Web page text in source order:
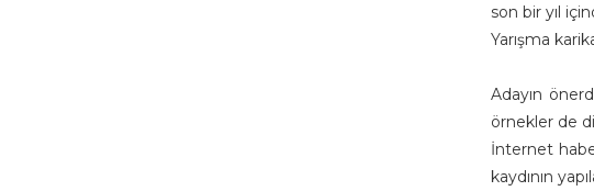
son bir yıl
Yarışma
Adayın
örnekler de
İnternet
kaydının